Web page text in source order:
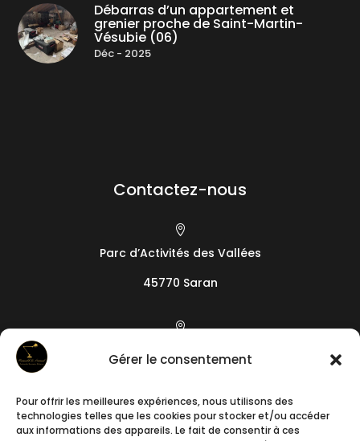
Gérer le consentement
Pour offrir les meilleures expériences, nous utilisons des
technologies telles que les cookies pour stocker et/ou accéder
aux informations des appareils. Le fait de consentir à ces
Débarras d’un appartement et
grenier proche de Saint-Martin-
Vésubie (06)
Déc - 2025
Contactez-nous

Parc d’Activités des Vallées
45770 Saran

19 camin de l’Arieta

+33788241640